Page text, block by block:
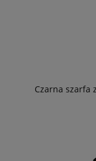
Czarna szarfa